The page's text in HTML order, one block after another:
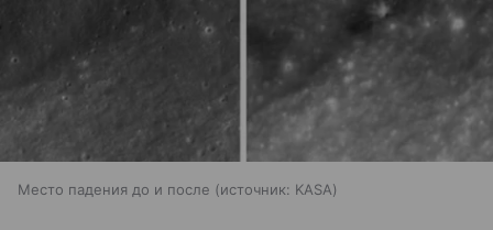
Место падения до и после источник: KASA